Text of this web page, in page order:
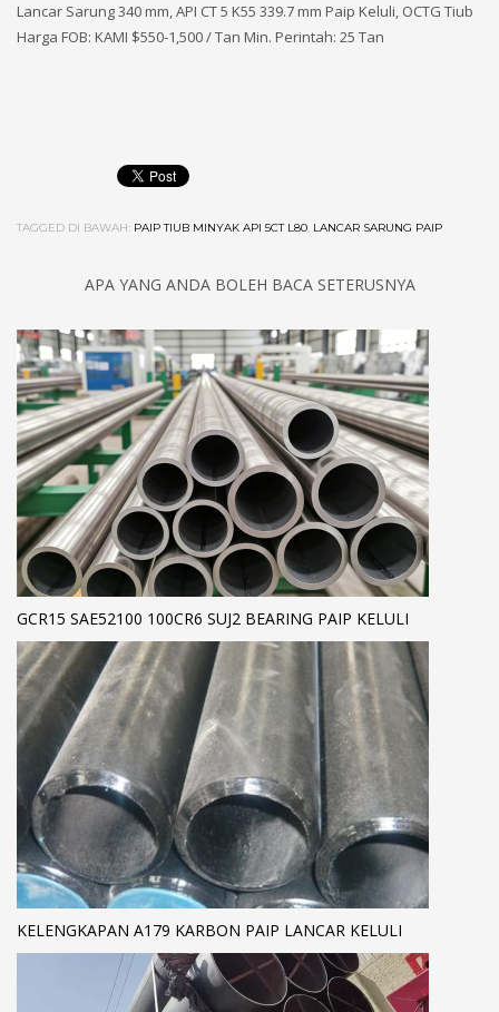
Lancar Sarung 340 mm, API CT 5 K55 339.7 mm Paip Keluli, OCTG Tiub
Harga FOB: KAMI $550-1,500 / Tan Min. Perintah: 25 Tan
TAGGED DI BAWAH: PAIP TIUB MINYAK API 5CT L80, LANCAR SARUNG PAIP
APA YANG ANDA BOLEH BACA SETERUSNYA
GCR15 SAE52100 100CR6 SUJ2 BEARING PAIP KELULI
KELENGKAPAN A179 KARBON PAIP LANCAR KELULI